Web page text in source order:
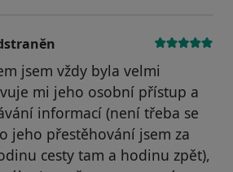
jsem vždy byla velmi
mi jeho osobní přístup a
informací (není třeba se
jeho přestěhování jsem za
cesty tam a hodinu zpět),